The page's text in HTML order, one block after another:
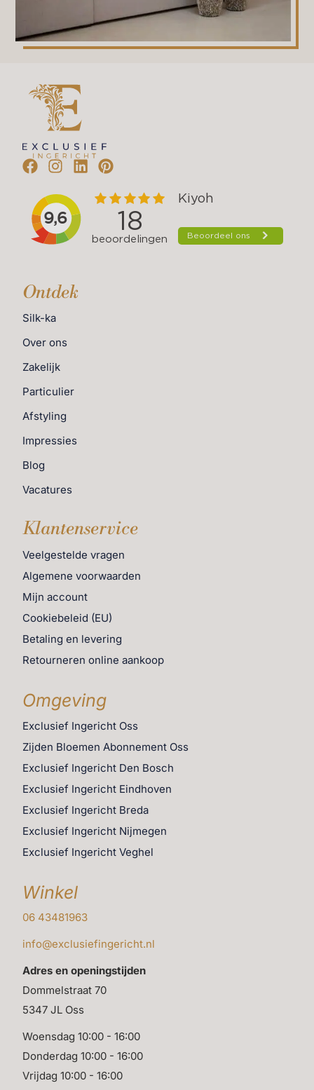
Ontdek
Silk-ka
Over ons
Zakelijk
Particulier
Afstyling
Impressies
Blog
Vacatures
Klantenservice
Veelgestelde vragen
Algemene voorwaarden
Mijn account
Cookiebeleid (EU)
Betaling en levering
Retourneren online aankoop
Omgeving
Exclusief Ingericht Oss
Zijden Bloemen Abonnement Oss
Exclusief Ingericht Den Bosch
Exclusief Ingericht Eindhoven
Exclusief Ingericht Breda
Exclusief Ingericht Nijmegen
Exclusief Ingericht Veghel
Winkel
06 43481963
info@exclusiefingericht.nl
Adres en openingstijden
Dommelstraat 70
5347 JL Oss
Woensdag 10:00 - 16:00
Donderdag 10:00 - 16:00
Vrijdag 10:00 - 16:00